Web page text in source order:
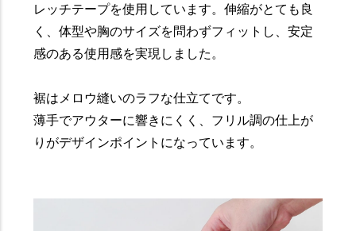
レッチテープを使用しています。伸縮がとても良
く、体型や胸のサイズを問わずフィットし、安定
感のある使用感を実現しました。
裾はメロウ縫いのラフな仕立てです。
薄手でアウターに響きにくく、フリル調の仕上が
りがデザインポイントになっています。